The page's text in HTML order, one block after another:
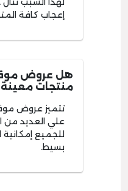
إعجاب كافة
هل عروض موقع
منتجات
تتميز عروض
علي العديد من
للجميع
بسيط.